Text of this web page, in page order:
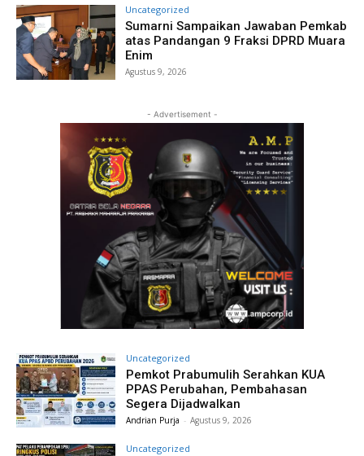
Uncategorized
Sumarni Sampaikan Jawaban Pemkab
atas Pandangan 9 Fraksi DPRD Muara
Enim
Agustus 9, 2026
- Advertisement -
Uncategorized
Pemkot Prabumulih Serahkan KUA
PPAS Perubahan, Pembahasan
Segera Dijadwalkan
Andrian Purja - Agustus 9, 2026
Uncategorized